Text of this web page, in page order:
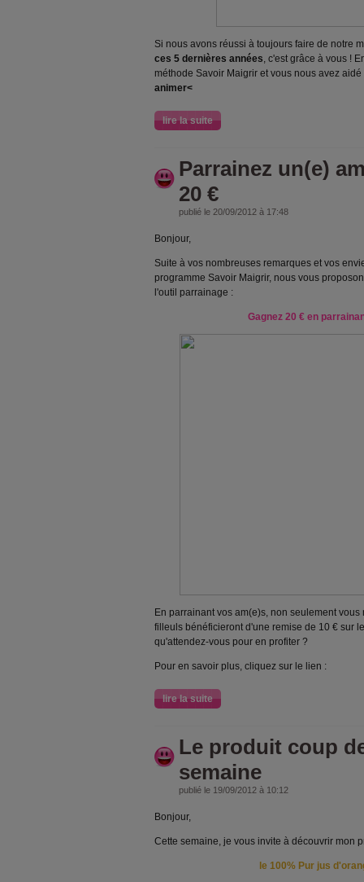
Si nous avons réussi à toujours faire de notre
ces 5 dernières années, c'est grâce à vous !
méthode Savoir Maigrir et vous nous avez aidé
animer<
lire la suite
Parrainez un(e)
20 €
publié le 20/09/2012 à 17:48
Bonjour,
Suite à vos nombreuses remarques et vos
programme Savoir Maigrir, nous vous
l'outil parrainage :
Gagnez 20 € en
En parrainant vos am(e)s, non seulement
filleuls bénéficieront d'une remise de 10 € sur
qu'attendez-vous pour en profiter ?
Pour en savoir plus, cliquez sur le lien :
lire la suite
Le produit coup
semaine
publié le 19/09/2012 à 10:12
Bonjour,
Cette semaine, je vous invite à découvrir mon
le 100% Pur jus